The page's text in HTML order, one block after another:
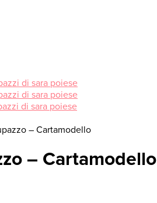
– Cartamodello
– Cartamodello